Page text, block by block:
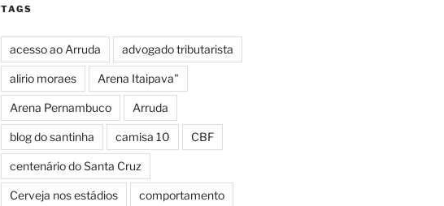
TAGS
acesso ao Arruda advogado tributarista
alirio moraes Arena Itaipava"
Arena Pernambuco Arruda
blog do santinha camisa 10 CBF
centenário do Santa Cruz
Cerveja nos estádios comportamento